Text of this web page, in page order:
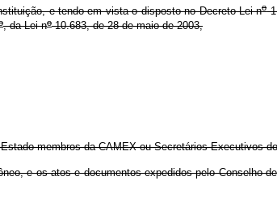
e tendo em vista o disposto no Decreto-Lei no
, da Lei no10.683, de 28 de maio de 2003,
membros da CAMEX ou Secretários-Executivos
e os atos e documentos expedidos pelo Conselho